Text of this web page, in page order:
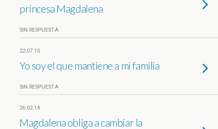
princesa Magdalena
SIN RESPUESTA
22.07.15
Yo soy el que mantiene a mi familia
SIN RESPUESTA
26.02.14
Magdalena obliga a cambiar la